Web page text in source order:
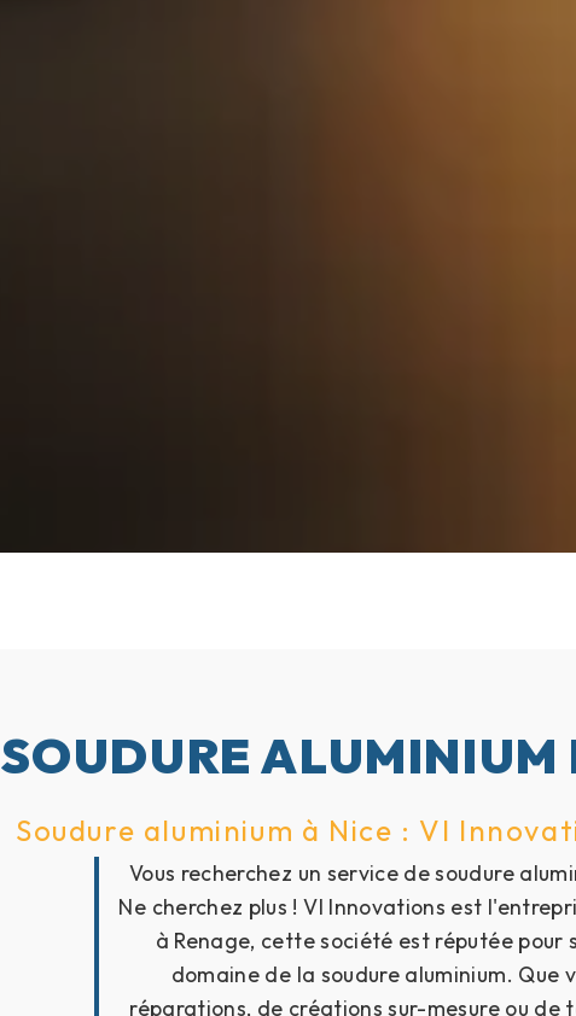
SOUDURE ALUMINIUM
Soudure aluminium à Nice : Vl
Vous recherchez un service de soudure
Ne cherchez plus ! Vl Innovations est
à Renage, cette société est réputée pour
domaine de la soudure aluminium. Que
réparations, de créations sur-mesure ou